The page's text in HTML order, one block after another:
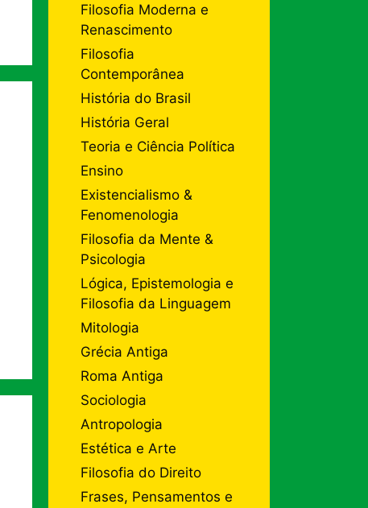
Filosofia Moderna e
Renascimento
Filosofia
Contemporânea
História do Brasil
História Geral
Teoria e Ciência Política
Ensino
Existencialismo &
Fenomenologia
Filosofia da Mente &
Psicologia
Lógica, Epistemologia e
Filosofia da Linguagem
Mitologia
Grécia Antiga
Roma Antiga
Sociologia
Antropologia
Estética e Arte
Filosofia do Direito
Frases, Pensamentos e